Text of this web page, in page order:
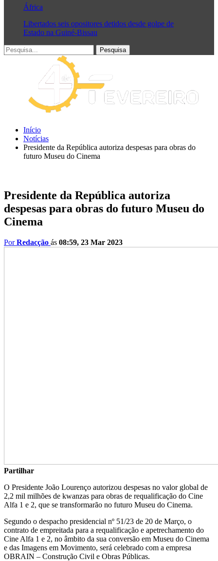
África
Libertados seis opositores detidos desde golpe de
Estado na Guiné-Bissau
Início
Notícias
Presidente da República autoriza despesas para obras do
futuro Museu do Cinema
Presidente da República autoriza
despesas para obras do futuro Museu do
Cinema
PorRedacção ás 08:59, 23 Mar 2023
Partilhar
O Presidente João Lourenço autorizou despesas no valor global de
2,2 mil milhões de kwanzas para obras de requalificação do Cine
Alfa 1 e 2, que se transformarão no futuro Museu do Cinema.
Segundo o despacho presidencial nº 51/23 de 20 de Março, o
contrato de empreitada para a requalificação e apetrechamento do
Cine Alfa 1 e 2, no âmbito da sua conversão em Museu do Cinema
e das Imagens em Movimento, será celebrado com a empresa
OBRAIN – Construção Civil e Obras Públicas.